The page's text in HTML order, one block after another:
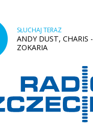
SŁUCHAJ TERAZ
ANDY DUST, CHARIS -
ZOKARIA